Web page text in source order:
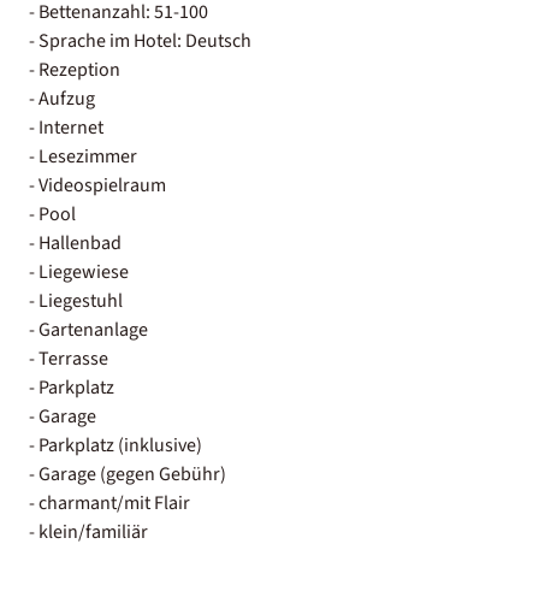
- Bettenanzahl: 51-100
- Sprache im Hotel: Deutsch
- Rezeption
- Aufzug
- Internet
- Lesezimmer
- Videospielraum
- Pool
- Hallenbad
- Liegewiese
- Liegestuhl
- Gartenanlage
- Terrasse
- Parkplatz
- Garage
- Parkplatz (inklusive)
- Garage (gegen Gebühr)
- charmant/mit Flair
- klein/familiär